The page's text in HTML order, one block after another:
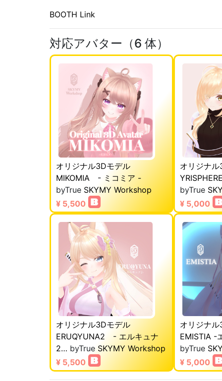
BOOTH Link
対応アバター（6 体）
オリジナル3Dモデル
MIKOMIA - ミコミア -
byTrue SKYMY Workshop
¥ 5,500
オリジナ
byTrue
¥ 5,000
オリジナル3Dモデル
ERUQYUNA2 - エルキュナ
2… byTrue SKYMY Workshop
¥ 5,500
オリジナ
EMISTIA -
byTrue
¥ 5,000